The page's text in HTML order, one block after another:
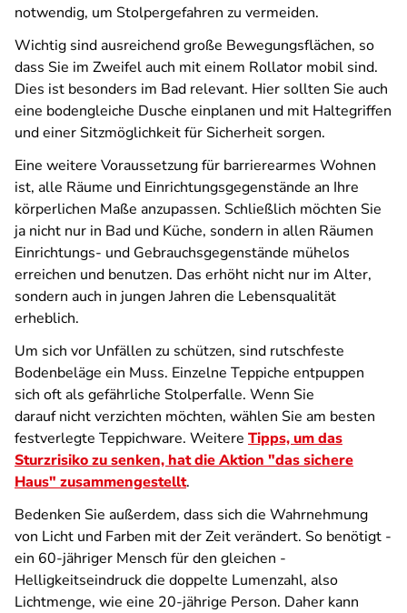
notwendig, um Stolpergefahren zu vermeiden.
Wichtig sind ausreichend große Bewegungsflächen, so
dass Sie im Zweifel auch mit einem Rollator mobil sind.
Dies ist besonders im Bad relevant. Hier sollten Sie auch
eine bodengleiche Dusche einplanen und mit Haltegriffen
und einer Sitzmöglichkeit für Sicherheit sorgen.
Eine weitere Voraussetzung für barrierearmes Wohnen
ist, alle Räume und Einrichtungsgegenstände an Ihre
körperlichen Maße anzupassen. Schließlich möchten Sie
ja nicht nur in Bad und Küche, sondern in allen Räumen
Einrichtungs- und Gebrauchsgegenstände mühelos
erreichen und benutzen. Das erhöht nicht nur im Alter,
sondern auch in jungen Jahren die Lebensqualität
erheblich.
Um sich vor Unfällen zu schützen, sind rutschfeste
Bodenbeläge ein Muss. Einzelne Teppiche entpuppen
sich oft als gefährliche Stolperfalle. Wenn Sie
darauf nicht verzichten möchten, wählen Sie am besten
festverlegte Teppichware. Weitere Tipps, um das
Sturzrisiko zu senken, hat die Aktion "das sichere
Haus" zusammengestellt.
Bedenken Sie außerdem, dass sich die Wahrnehmung
von Licht und Farben mit der Zeit verändert. So benötigt ­
ein ­60-­jähriger­ Mensch für­ den ­gleichen ­
Helligkeitseindruck die doppelte Lumenzahl, also
Lichtmenge, wie ­eine­ 20­-jährige Person. Daher kann